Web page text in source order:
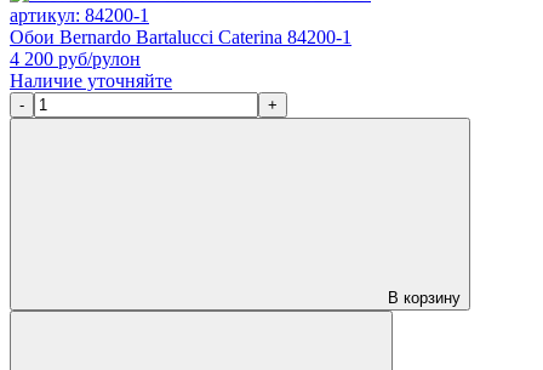
артикул: 84200-1
Обои Bernardo Bartalucci Caterina 84200-1
4 200 руб/рулон
Наличие уточняйте
- +
В корзину